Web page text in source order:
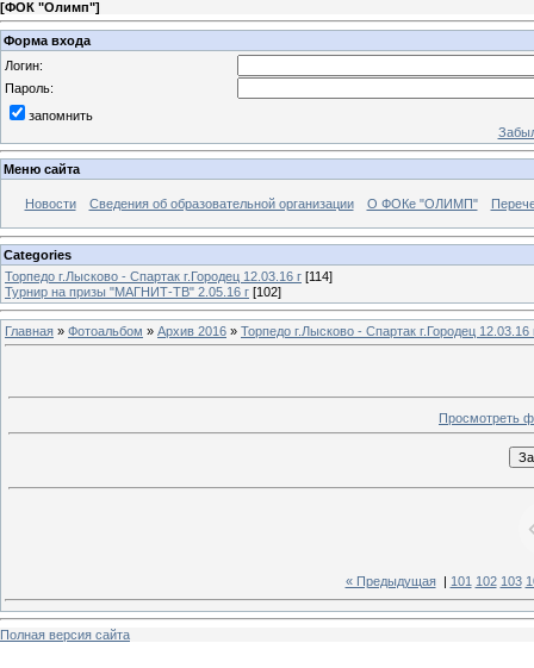
[ФОК "Олимп"]
Форма входа
Логин:
Пароль:
запомнить
Меню сайта
Новости Сведения об образовательной организации О ФОКе "ОЛИМП"
Categories
Торпедо г.Лысково - Спартак г.Городец 12.03.16 г [114]
Турнир на призы "МАГНИТ-ТВ" 2.05.16 г [102]
Главная » Фотоальбом » Архив 2016 » Торпедо г.Лысково - Спартак г.Городец 12.03.16
Просмотреть
« Предыдущая| 101 102 103
Полная версия сайта